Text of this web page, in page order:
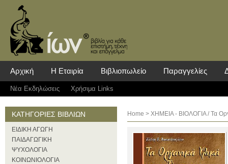
Αρχική Η Εταιρία Βιβλιοπωλείο Παραγγελίες
Νέα Eκδηλώσεις Χρήσιμα Links
ΚΑΤΗΓΟΡΙΕΣ ΒΙΒΛΙΩΝ
ΕΙΔΙΚΗ ΑΓΩΓΗ
ΠΑΙΔΑΓΩΓΙΚΗ
ΨΥΧΟΛΟΓΙΑ
ΚΟΙΝΩΝΙΟΛΟΓΙΑ
Home > ΧΗΜΕΙΑ - ΒΙΟΛΟΓΙΑ/ Τα